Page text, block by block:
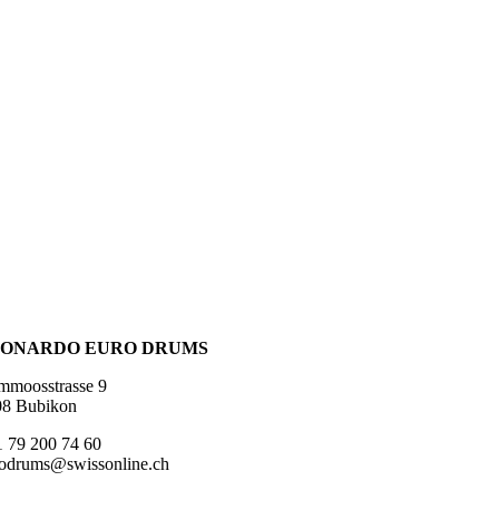
EURO DRUMS
9
Bubikon
79 200 74 60